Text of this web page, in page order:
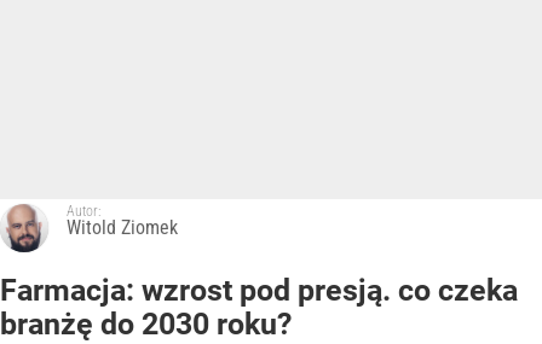
Autor:
Witold Ziomek
Farmacja: wzrost pod presją. co czeka
branżę do 2030 roku?